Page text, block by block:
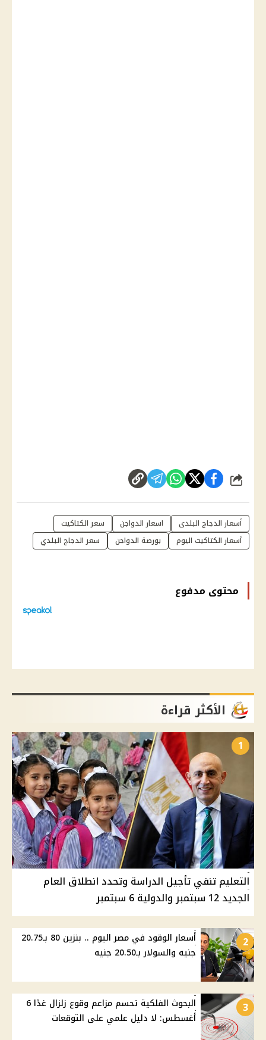
شارك
أسعار الدجاج البلدى اسعار الدواجن
سعر الكتاكيت
أسعار الكتاكيت اليوم
بورصة الدواجن سعر الدجاج البلدي
محتوى مدفوع
الأكثر قراءة
1
التعليم تنفي تأجيل الدراسة وتحدد انطلاق العام
الجديد 12 سبتمبر والدولية 6 سبتمبر
2
أسعار الوقود في مصر اليوم .. بنزين 80 بـ20.75
جنيه والسولار بـ20.50 جنيه
3
البحوث الفلكية تحسم مزاعم وقوع زلزال غدًا 6
أغسطس: لا دليل علمي على التوقعات